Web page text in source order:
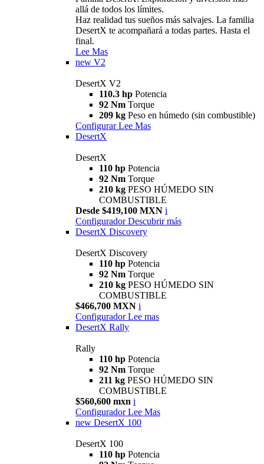
allá de todos los límites.
Haz realidad tus sueños más salvajes. La familia
DesertX te acompañará a todas partes. Hasta el
final.
Lee Mas
new V2
DesertX V2
110.3 hp Potencia
92 Nm Torque
209 kg Peso en húmedo (sin combustible)
Configurar Lee Mas
DesertX
DesertX
110 hp Potencia
92 Nm Torque
210 kg PESO HÚMEDO SIN
COMBUSTIBLE
Desde $419,100 MXN i
Configurador Descubrir más
DesertX Discovery
DesertX Discovery
110 hp Potencia
92 Nm Torque
210 kg PESO HÚMEDO SIN
COMBUSTIBLE
$466,700 MXN i
Configurador Lee mas
DesertX Rally
Rally
110 hp Potencia
92 Nm Torque
211 kg PESO HÚMEDO SIN
COMBUSTIBLE
$560,600 mxn i
Configurador Lee Mas
new DesertX 100
DesertX 100
110 hp Potencia